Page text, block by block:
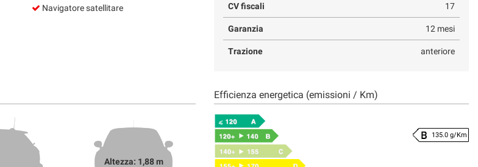
Navigatore satellitare
CV fiscali 17
Garanzia 12 mesi
Trazione anteriore
Altezza: 1,88 m
Efficienza energetica (emissioni / Km)
135.0 g/Km